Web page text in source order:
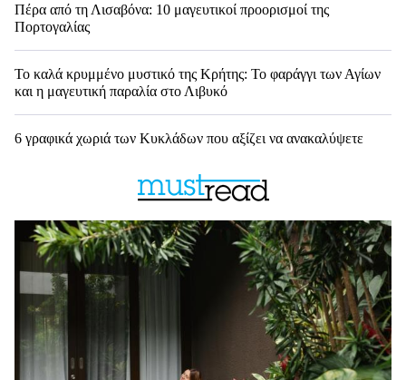
Πέρα από τη Λισαβόνα: 10 μαγευτικοί προορισμοί της
Πορτογαλίας
Το καλά κρυμμένο μυστικό της Κρήτης: Το φαράγγι των Αγίων
και η μαγευτική παραλία στο Λιβυκό
6 γραφικά χωριά των Κυκλάδων που αξίζει να ανακαλύψετε